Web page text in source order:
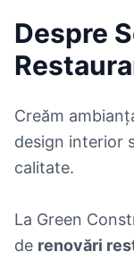
Despre
Creăm
design interior
calitate.
La Green
de renovări